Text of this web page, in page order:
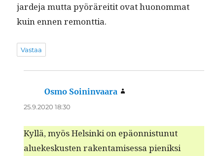
jarde­ja mut­ta pyöräre­itit ovat huonom­mat
kuin ennen remonttia.
Vastaa
Osmo Soininvaara
25.9.2020 18:30
Kyl­lä, myös Helsin­ki on epäon­nis­tunut
aluekeskusten rak­en­tamises­sa pieniksi